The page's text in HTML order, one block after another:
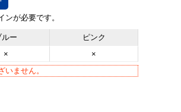
ルー
ピンク
×
×
ません。